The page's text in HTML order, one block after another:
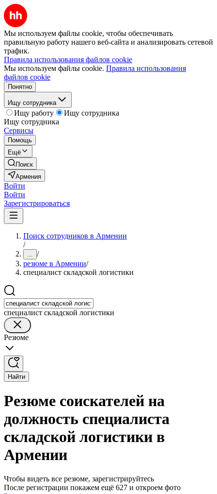
Мы используем файлы cookie, чтобы обеспечивать
правильную работу нашего веб-сайта и анализировать сетевой
трафик.
Правила использования файлов cookie
Мы используем файлы cookie. Правила использования
файлов cookie
Понятно
Ищу сотрудника
Ищу работу
Ищу сотрудника
Ищу сотрудника
Сервисы
Помощь
Ещё
Поиск
Армения
Войти
Войти
Зарегистрироваться
Поиск сотрудников в Армении
/
... /
резюме в Армении/
специалист складской логистики
специалист складской логистики
Резюме
Найти
Резюме соискателей на
должность специалиста
складской логистики в
Армении
Чтобы видеть все резюме, зарегистрируйтесь
После регистрации покажем ещё 627 и откроем фото